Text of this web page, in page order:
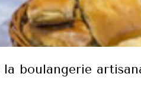
boulangerie